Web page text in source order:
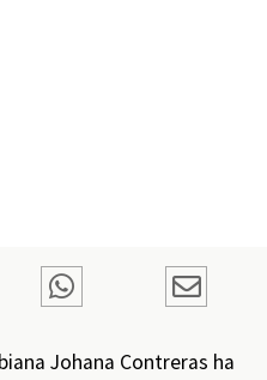
Johana Contreras ha